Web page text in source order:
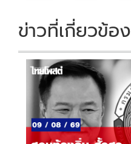
ข่าวที่เกี่ยวข้อง